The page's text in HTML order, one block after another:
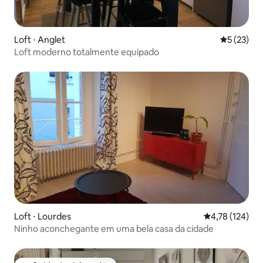
Loft ⋅ Anglet 5 de uma
5 (23)
Loft moderno totalmente equipado
Loft ⋅ Lourdes 4,78 de uma
4,78 (124)
Ninho aconchegante em uma bela casa da cidade